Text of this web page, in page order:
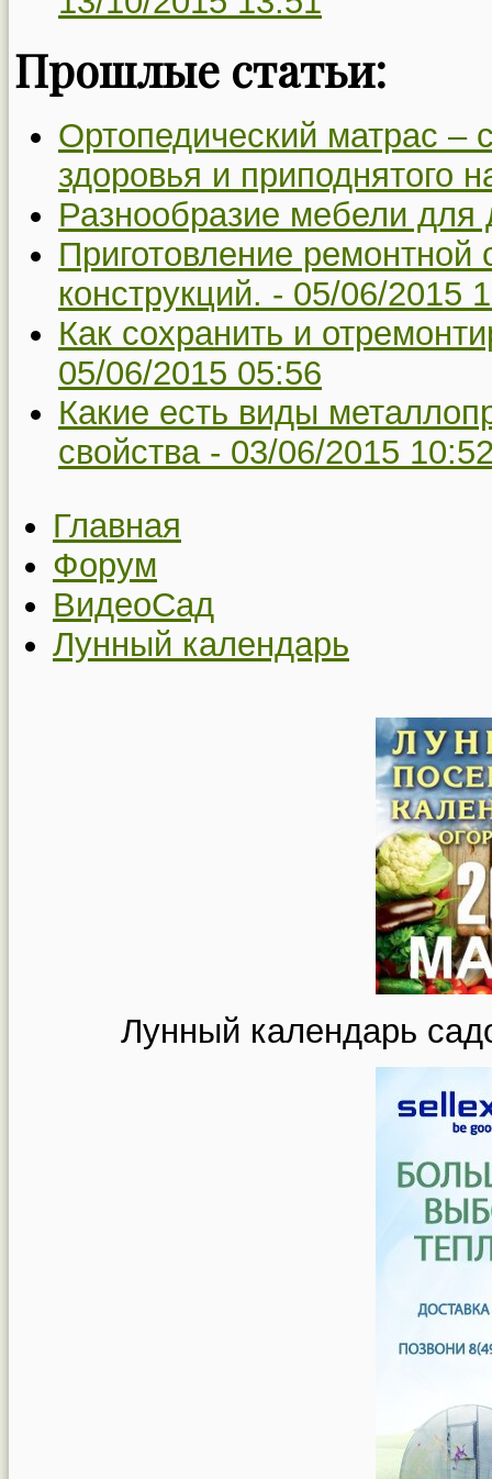
Прошлые статьи:
Ортопедический матрас –
здоровья и приподнятого
Разнообразие мебели для
Приготовление
конструкций. - 05/06/2015
Как сохранить и
05/06/2015 05:56
Какие есть виды
свойства - 03/06/2015
Главная
Форум
ВидеоСад
Лунный календарь
Лунный календарь